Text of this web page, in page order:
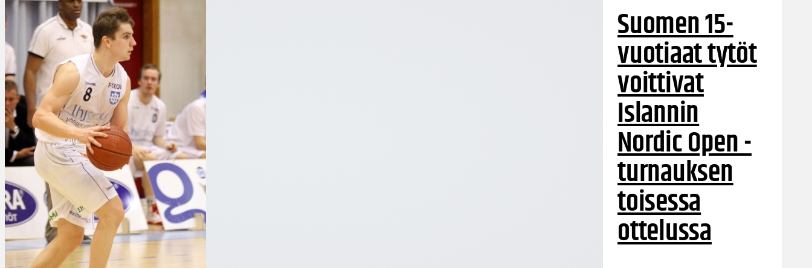
Suomen 15-
vuotiaat tytöt
voittivat
Islannin
Nordic Open -
turnauksen
toisessa
ottelussa